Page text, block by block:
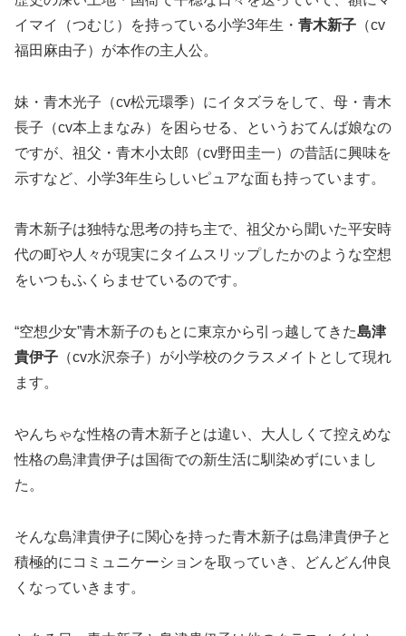
イマイ（つむじ）を持っている小学3年生・ 青木新子 （cv
福田麻由子）が本作の主人公。
妹・青木光子（cv松元環季）にイタズラをして、母・青木
長子（cv本上まなみ）を困らせる、というおてんば娘なの
ですが、祖父・青木小太郎（cv野田圭一）の昔話に興味を
示すなど、小学3年生らしいピュアな面も持っています。
青木新子は独特な思考の持ち主で、祖父から聞いた平安時
代の町や人々が現実にタイムスリップしたかのような空想
をいつもふくらませているのです。
“空想少女”青木新子のもとに東京から引っ越してきた島津
貴伊子 （cv水沢奈子）が小学校のクラスメイトとして現れ
ます。
やんちゃな性格の青木新子とは違い、大人しくて控えめな
性格の島津貴伊子は国衙での新生活に馴染めずにいまし
た。
そんな島津貴伊子に関心を持った青木新子は島津貴伊子と
積極的にコミュニケーションを取っていき、どんどん仲良
くなっていきます。